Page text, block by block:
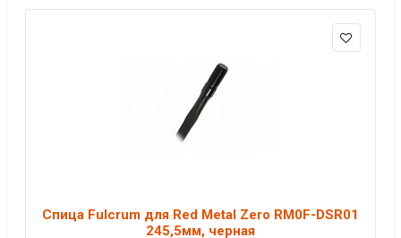
Спица Fulcrum для Red Metal Zero RM0F-DSR01
245,5мм, черная